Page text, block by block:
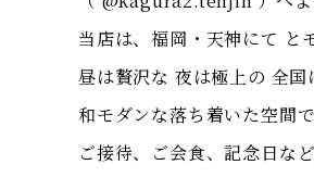
当店は、福岡・天神にて と
昼は贅沢な 夜は極上の 全
和モダンな落ち着いた空間
ご接待、ご会食、記念日な